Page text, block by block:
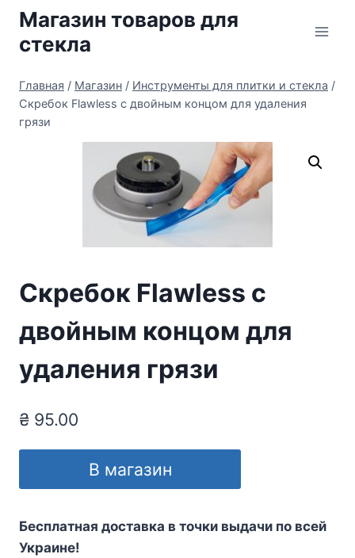
Перейти
содержимому
Магазин товаров для
стекла
Главная / Магазин / Инструменты для плитки и стекла /
Скребок Flawless с двойным концом для удаления
грязи
Скребок Flawless с
двойным концом для
удаления грязи
₴ 95.00
В магазин
Бесплатная доставка в точки выдачи по всей
Украине!